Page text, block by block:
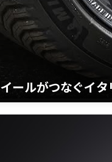
ールがつなぐイ